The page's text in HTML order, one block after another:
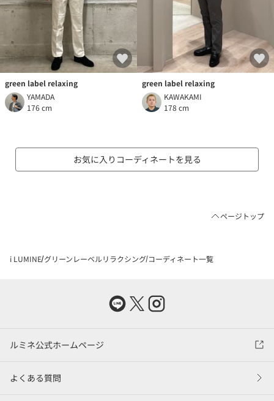
green label relaxing
YAMADA
176 cm
green label relaxing
KAWAKAMI
178 cm
お気に入りコーディネートを見る
ページトップ
i LUMINE グリーンレーベルリラクシング コーディネート一覧
ルミネ公式ホームページ
よくある質問